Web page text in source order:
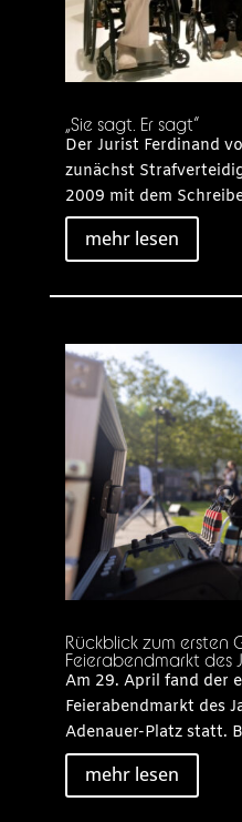
„Sie sagt. Er sagt“
Der Jurist Ferdinand
zunächst
2009 mit dem
mehr lesen
Rückblick zum ersten
Feierabendmarkt des
Am 29. April fand der
Feierabendmarkt des
Adenauer-Platz statt.
mehr lesen